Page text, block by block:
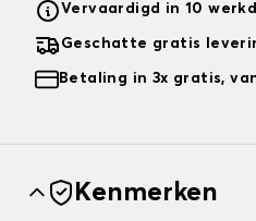
Vervaardigd in 10
Geschatte gratis
Betaling in 3x gratis,
Kenmerken